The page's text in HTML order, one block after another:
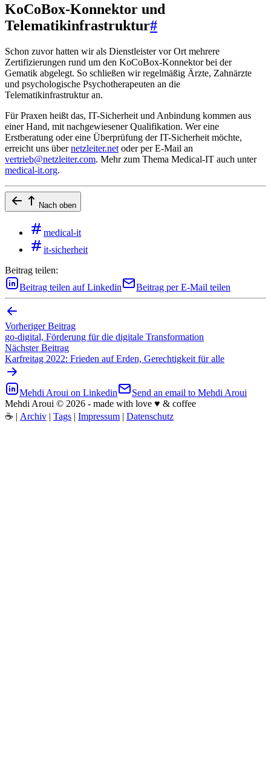
KoCoBox-Konnektor und
Telematikinfrastruktur#
Schon zuvor hatten wir als Dienstleister vor Ort mehrere
Zertifizierungen rund um den KoCoBox-Konnektor bei der
Gematik abgelegt. So schließen wir regelmäßig Ärzte, Zahnärzte
und psychologische Psychotherapeuten an die
Telematikinfrastruktur an.
Für Praxen heißt das, IT-Sicherheit und Anbindung kommen aus
einer Hand, mit nachgewiesener Qualifikation. Wer eine
Erstberatung oder eine Überprüfung der IT-Sicherheit möchte,
erreicht uns übernetzleiter.net oder per E-Mail an
vertrieb@netzleiter.com. Mehr zum Thema Medical-IT auch unter
medical-it.org.
Nach oben
medical-it
it-sicherheit
Beitrag teilen:
Beitrag teilen auf Linkedin
Beitrag per E-Mail teilen
Vorheriger Beitrag
go-digital, Förderung für die digitale Transformation
Nächster Beitrag
Karfreitag 2022: Frieden auf Erden, Gerechtigkeit für alle
Mehdi Aroui on Linkedin
Send an email to Mehdi Aroui
Mehdi Aroui © 2026 - made with love ♥️ & coffee
☕ | Archiv | Tags | Impressum | Datenschutz